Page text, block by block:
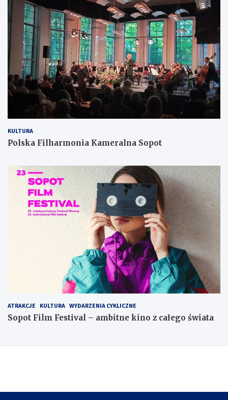
KULTURA
Polska Filharmonia Kameralna Sopot
ATRAKCJE KULTURA WYDARZENIA CYKLICZNE
Sopot Film Festival – ambitne kino z całego świata